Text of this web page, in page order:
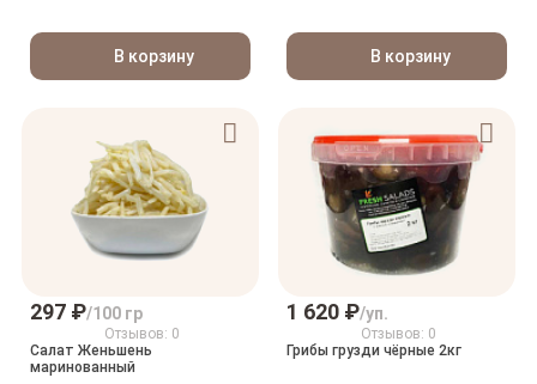
В корзину В корзину
297 ₽/100 гр
Отзывов: 0
Салат Женьшень
маринованный
1 620 ₽/уп.
Отзывов: 0
Грибы грузди чёрные 2кг